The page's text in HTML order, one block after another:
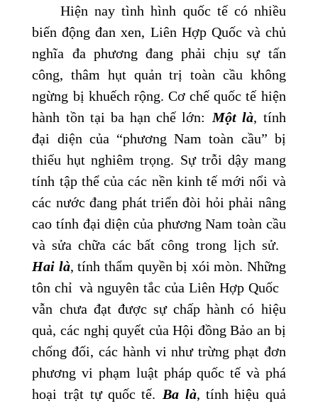
Hiện nay tình hình quốc tế có nhiều
biến động đan xen, Liên Hợp Quốc và chủ
nghĩa đa phương đang phải chịu sự tấn
công, thâm hụt quản trị toàn cầu không
ngừng bị khuếch rộng. Cơ chế quốc tế hiện
hành tồn tại ba hạn chế lớn: Một là, tính
đại diện của “phương Nam toàn cầu” bị
thiếu hụt nghiêm trọng. Sự trỗi dậy mang
tính tập thể của các nền kinh tế mới nổi và
các nước đang phát triển đòi hỏi phải nâng
cao tính đại diện của phương Nam toàn cầu
và sửa chữa các bất công trong lịch sử.
Hai là, tính thẩm quyền bị xói mòn. Những
tôn chỉ và nguyên tắc của Liên Hợp Quốc
vẫn chưa đạt được sự chấp hành có hiệu
quả, các nghị quyết của Hội đồng Bảo an bị
chống đối, các hành vi như trừng phạt đơn
phương vi phạm luật pháp quốc tế và phá
hoại trật tự quốc tế. Ba là, tính hiệu quả